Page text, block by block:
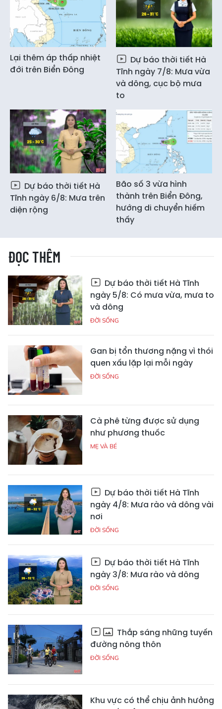
Lại thêm áp thấp nhiệt
đới trên Biển Đông
Dự báo thời tiết Hà
Tĩnh ngày 7/8: Mưa vừa
và dông, cục bộ mưa
to
Dự báo thời tiết Hà
Tĩnh ngày 6/8: Mưa trên
diện rộng
Bão số 3 vừa hình
thành trên Biển Đông,
hướng di chuyển hiếm
thấy
ĐỌC THÊM
Dự báo thời tiết Hà Tĩnh
ngày 5/8: Có mưa vừa, mưa to
và dông
ĐỜI SỐNG
Gan bị tổn thương nặng vì thói
quen xấu lặp lại mỗi ngày
ĐỜI SỐNG
Cà phê từng được sử dụng
như phương thuốc
MẸ VÀ BÉ
Dự báo thời tiết Hà Tĩnh
ngày 4/8: Mưa rào và dông vài
nơi
ĐỜI SỐNG
Dự báo thời tiết Hà Tĩnh
ngày 3/8: Mưa rào và dông
ĐỜI SỐNG
Thắp sáng những tuyến
đường nông thôn
ĐỜI SỐNG
Khu vực có thể chịu ảnh hưởng